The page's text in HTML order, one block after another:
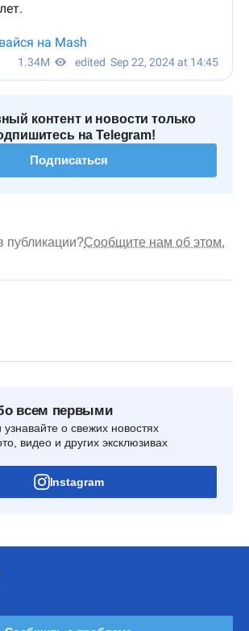
контент и новости только
на Telegram!
Подписаться
Сообщите нам об этом.
всем первыми
о свежих новостях
видео и других эксклюзивах
Instagram